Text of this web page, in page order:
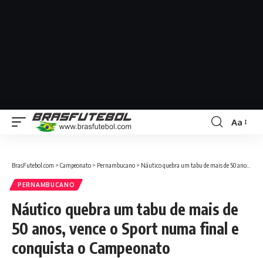
Aa
BrasFutebol.com > Campeonato > Pernambucano > Náutico quebra um tabu de mais de 50 anos, vence o Sport numa final e conquista o Campeonato Pernambucano pela 23ª vez
PERNAMBUCANO
Náutico quebra um tabu de mais de
50 anos, vence o Sport numa final e
conquista o Campeonato